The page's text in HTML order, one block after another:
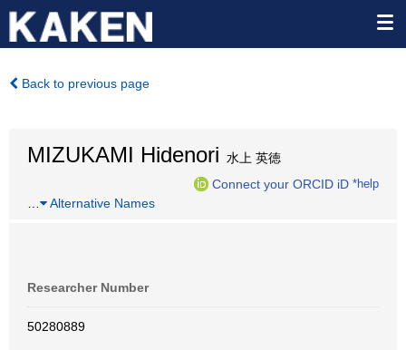
Back to previous page
MIZUKAMI Hidenori 水上 英徳
Connect your ORCID iD *help
Alternative Names
Researcher Number
50280889